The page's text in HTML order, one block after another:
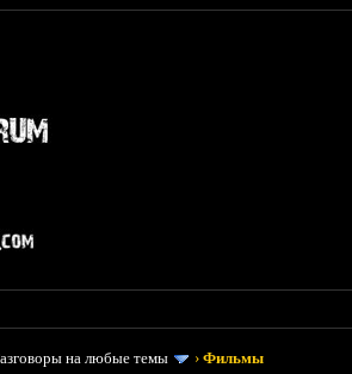
на любые темы ›Фильмы